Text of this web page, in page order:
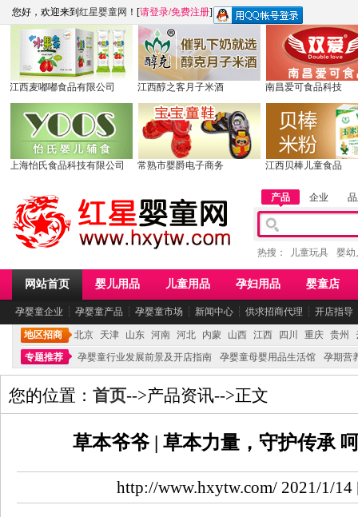
您好，欢迎来到 红星婴童网 ！[请登录/免费注册]
江西麦嘟嘟食品有限公司 江西醇之客月子米酒 南昌爱可食品科技
上海怡氏食品科技有限公司 常熟市婴爵电子商务 江西贝棒儿童食品
产品 企业
热搜： 儿童玩具 婴幼
网站首页 婴儿用品 儿童用品 孕妇用品 婴童店
孕婴童企业 ┆ 孕婴童产品 ┆ 孕婴童市场 ┆ 新闻中心 ┆ 供求招商代理 ┆ 开店指导
地区招商 北京 天津 山东 河南 河北 内蒙 山西 江西 四川 重庆 贵州
专题推荐
孕婴童行业发展前景及开店指南 孕婴童母婴用品生活馆 孕期营
您的位置： 首页-->产品资讯-->正文
草本爷爷 | 草本力量，守护传承
http://www.hxytw.com/ 2021/1/